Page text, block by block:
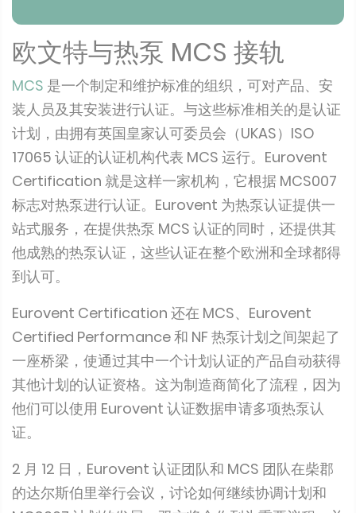
欧文特与热泵 MCS 接轨
MCS 是一个制定和维护标准的组织，可对产品、安
装人员及其安装进行认证。与这些标准相关的是认证
计划，由拥有英国皇家认可委员会（UKAS）ISO
17065 认证的认证机构代表 MCS 运行。Eurovent
Certification 就是这样一家机构，它根据 MCS007
标志对热泵进行认证。Eurovent 为热泵认证提供一
站式服务，在提供热泵 MCS 认证的同时，还提供其
他成熟的热泵认证，这些认证在整个欧洲和全球都得
到认可。
Eurovent Certification 还在 MCS、Eurovent
Certified Performance 和 NF 热泵计划之间架起了
一座桥梁，使通过其中一个计划认证的产品自动获得
其他计划的认证资格。这为制造商简化了流程，因为
他们可以使用 Eurovent 认证数据申请多项热泵认
证。
2 月 12 日，Eurovent 认证团队和 MCS 团队在柴郡
的达尔斯伯里举行会议，讨论如何继续协调计划和